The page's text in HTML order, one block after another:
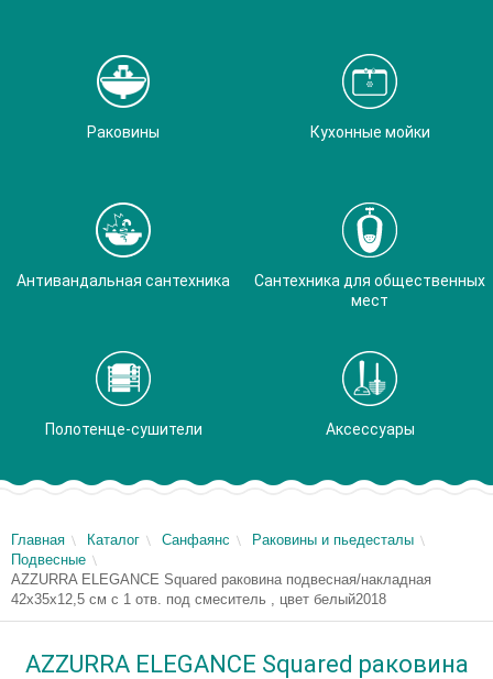
Раковины Кухонные мойки
Антивандальная сантехника
Сантехника для общественных
мест
Полотенце-сушители Аксессуары
Главная Каталог Санфаянс
Раковины и пьедесталы
Подвесные
AZZURRA ELEGANCE Squared раковина подвесная/накладная
42х35х12,5 см с 1 отв. под смеситель , цвет белый2018
AZZURRA ELEGANCE Squared раковина